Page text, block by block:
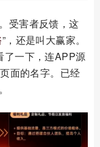
受害者反馈，这
”，还是叫大赢家。
了一下，连APP源
面的名字。已经